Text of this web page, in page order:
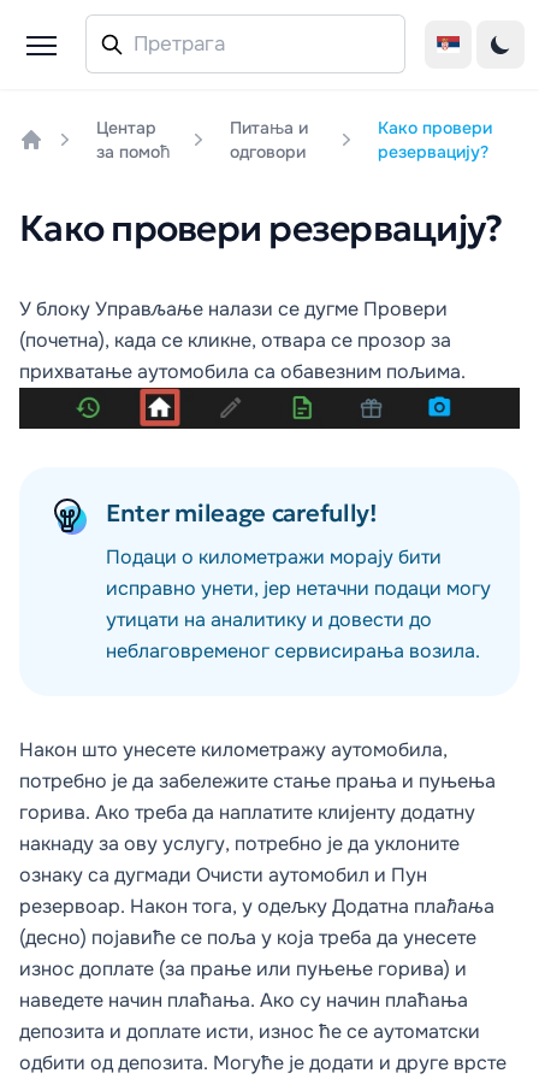
Центар
за помоћ
Питања и
одговори
Како провери
резервацију?
Како провери резервацију?
У блокуУправљање налази се дугме Провери
(почетна), када се кликне, отвара се прозор за
прихватање аутомобила са обавезним пољима.
Enter mileage carefully!
Подаци о километражи морају бити
исправно унети, јер нетачни подаци могу
утицати на аналитику и довести до
неблаговременог сервисирања возила.
Након што унесете километражу аутомобила,
потребно је да забележите стање прања и пуњења
горива. Ако треба да наплатите клијенту додатну
накнаду за ову услугу, потребно је да уклоните
ознаку са дугмади Очисти аутомобил и Пун
резервоар. Након тога, у одељкуДодатна плаћања
(десно) појавиће се поља у која треба да унесете
износ доплате (за прање или пуњење горива) и
наведете начин плаћања. Ако су начин плаћања
депозита и доплате исти, износ ће се аутоматски
одбити од депозита. Могуће је додати и друге врсте